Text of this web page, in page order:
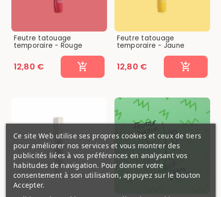
Feutre tatouage
temporaire - Rouge
12,80 €
Feutre tatouage
temporaire - Jaune
12,80 €
Ce site Web utilise ses propres cookies et ceux de tiers
pour améliorer nos services et vous montrer des
publicités liées à vos préférences en analysant vos
habitudes de navigation. Pour donner votre
consentement à son utilisation, appuyez sur le bouton
Accepter.